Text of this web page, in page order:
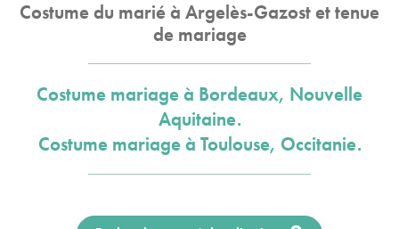
Costume du marié à Argelès-Gazost et tenue
de mariage
Costume mariage à Bordeaux, Nouvelle
Aquitaine.
Costume mariage à Toulouse, Occitanie.